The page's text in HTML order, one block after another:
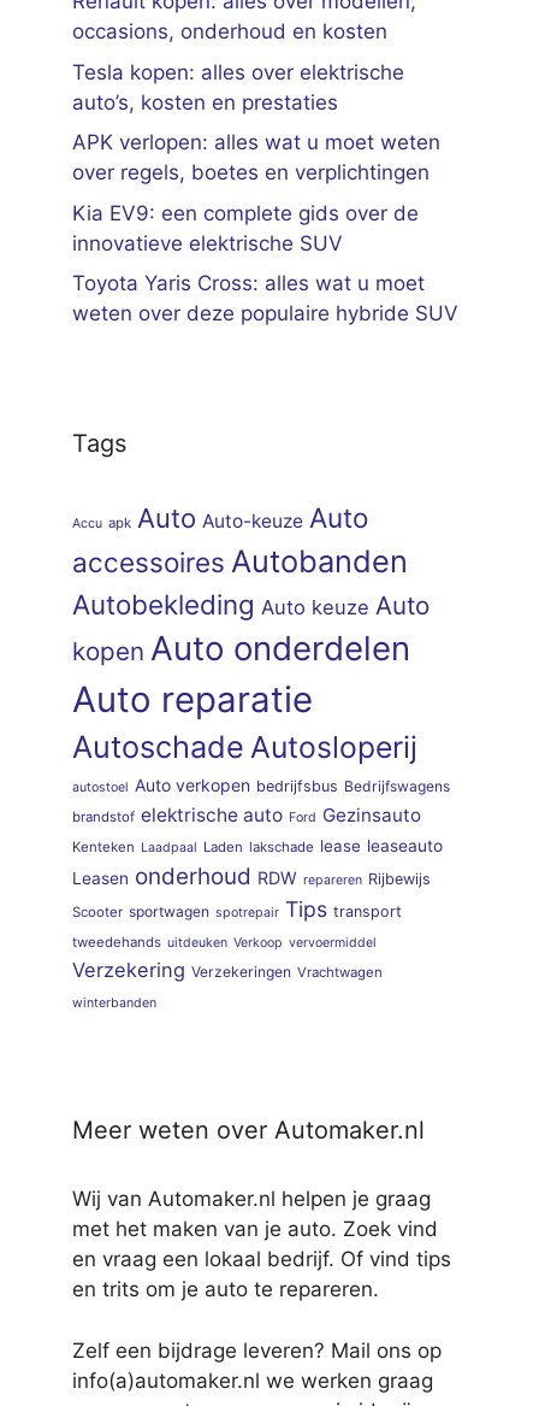
occasions, onderhoud en kosten
Tesla kopen: alles over elektrische
auto’s, kosten en prestaties
APK verlopen: alles wat u moet weten
over regels, boetes en verplichtingen
Kia EV9: een complete gids over de
innovatieve elektrische SUV
Toyota Yaris Cross: alles wat u moet
weten over deze populaire hybride SUV
Tags
Accu apk Auto Auto-keuze Auto
accessoires Autobanden
Autobekleding Auto keuze Auto
kopen Auto onderdelen
Auto reparatie
Autoschade Autosloperij
autostoel Auto verkopen bedrijfsbus Bedrijfswagens
brandstof elektrische auto Ford Gezinsauto
Kenteken Laadpaal Laden lakschade lease leaseauto
Leasen onderhoud RDW repareren Rijbewijs
Scooter sportwagen spotrepair Tips transport
tweedehands uitdeuken Verkoop vervoermiddel
Verzekering Verzekeringen Vrachtwagen
winterbanden
Meer weten over Automaker.nl
Wij van Automaker.nl helpen je graag
met het maken van je auto. Zoek vind
en vraag een lokaal bedrijf. Of vind tips
en trits om je auto te repareren.
Zelf een bijdrage leveren? Mail ons op
info(a)automaker.nl we werken graag